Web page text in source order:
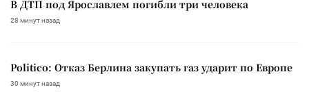
В ДТП под Ярославлем погибли три человека
28 минут назад
Politico: Отказ Берлина закупать газ ударит по Европе
30 минут назад